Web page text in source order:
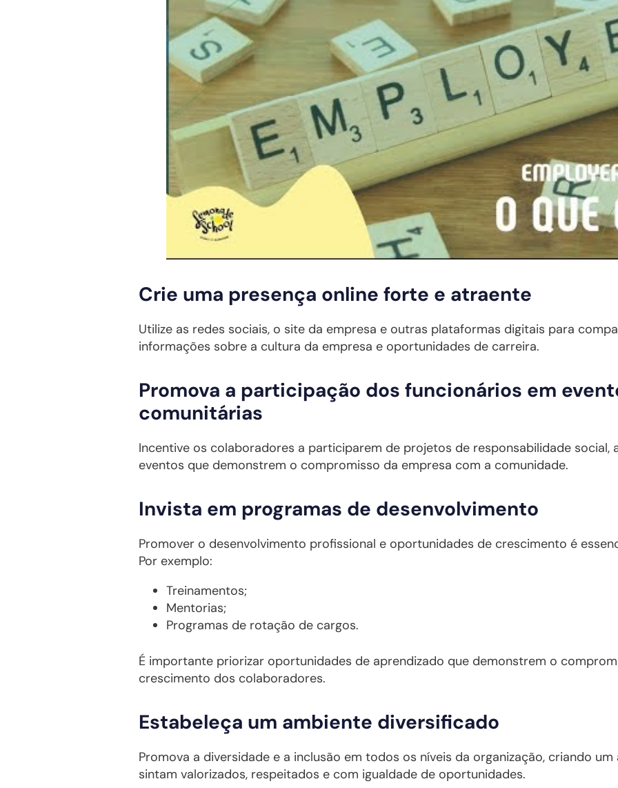
Crie uma presença online forte e atraente
Utilize as redes sociais, o site da empresa e outras plataformas digitais para
informações sobre a cultura da empresa e oportunidades de carreira.
Promova a participação dos funcionários em
comunitárias
Incentive os colaboradores a participarem de projetos de responsabilidade social,
eventos que demonstrem o compromisso da empresa com a comunidade.
Invista em programas de desenvolvimento
Promover o desenvolvimento profissional e oportunidades de crescimento é
Por exemplo:
Treinamentos;
Mentorias;
Programas de rotação de cargos.
É importante priorizar oportunidades de aprendizado que demonstrem o
crescimento dos colaboradores.
Estabeleça um ambiente diversificado
Promova a diversidade e a inclusão em todos os níveis da organização, criando
sintam valorizados, respeitados e com igualdade de oportunidades.